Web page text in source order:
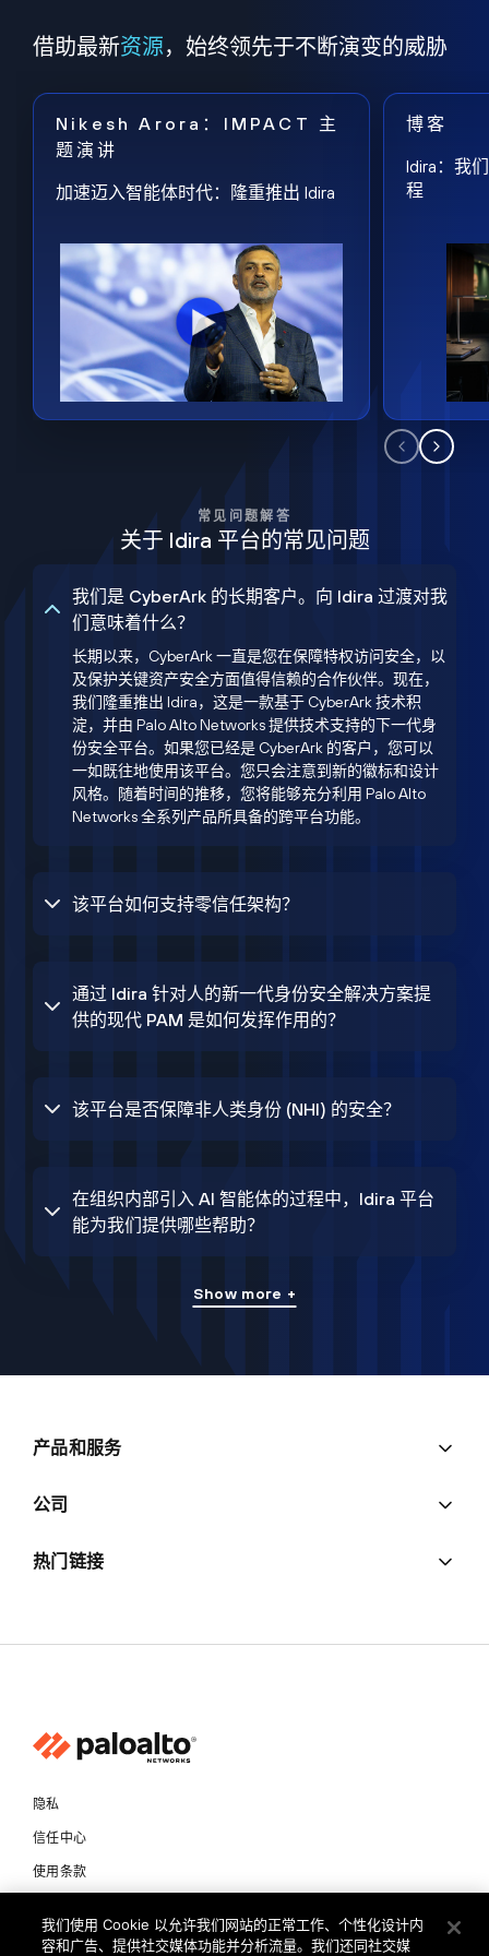
借助最新资源，始终领先于不断演变的威胁
Nikesh Arora：IMPACT 主
题演讲
加速迈入智能体时代：隆重推出 Idira
博客
Idira：我
程
常见问题解答
关于 Idira 平台的常见问题
我们是 CyberArk 的长期客户。向 Idira 过渡对我
们意味着什么？
长期以来，CyberArk 一直是您在保障特权访问安全，以
及保护关键资产安全方面值得信赖的合作伙伴。现在，
我们隆重推出 Idira，这是一款基于 CyberArk 技术积
淀，并由 Palo Alto Networks 提供技术支持的下一代身
份安全平台。如果您已经是 CyberArk 的客户，您可以
一如既往地使用该平台。您只会注意到新的徽标和设计
风格。随着时间的推移，您将能够充分利用 Palo Alto
Networks 全系列产品所具备的跨平台功能。
该平台如何支持零信任架构？
通过 Idira 针对人的新一代身份安全解决方案提
供的现代 PAM 是如何发挥作用的？
该平台是否保障非人类身份 (NHI) 的安全？
在组织内部引入 AI 智能体的过程中，Idira 平台
能为我们提供哪些帮助？
Show more +
产品和服务
公司
热门链接
隐私
信任中心
使用条款
我们使用 Cookie 以允许我们网站的正常工作、个性化设计内
容和广告、提供社交媒体功能并分析流量。我们还同社交媒